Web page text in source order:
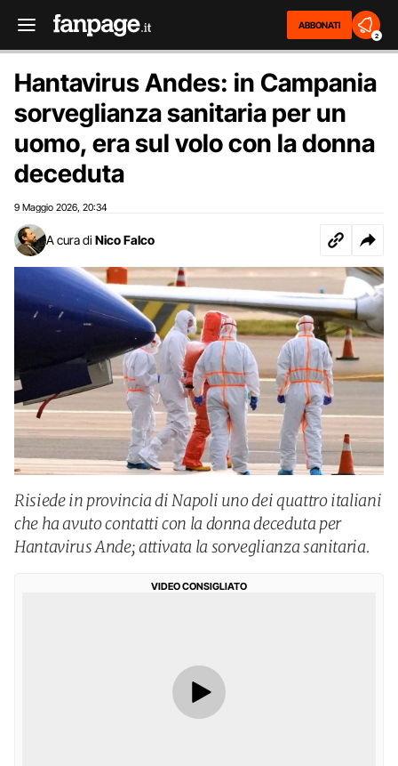
ABBONATI
2
Hantavirus Andes: in Campania
sorveglianza sanitaria per un
uomo, era sul volo con la donna
deceduta
9 Maggio 2026 20:34
A cura di Nico Falco
Risiede in provincia di Napoli uno dei quattro italiani
che ha avuto contatti con la donna deceduta per
Hantavirus Ande; attivata la sorveglianza sanitaria.
VIDEO CONSIGLIATO